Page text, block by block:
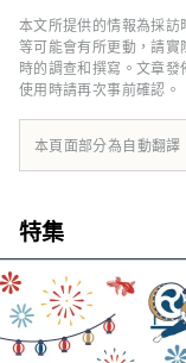
很多
文氣
特徵
的約
本文所提供的情報為採
等可能會有所更動，請
時的調查和撰寫。文章
使用時請再次事前確認。
本頁面部分為自動翻譯
特集